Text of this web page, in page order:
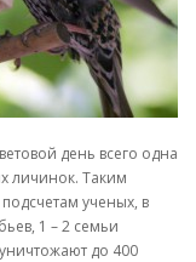
день всего одна
личинок. Таким
ученых, в
1 – 2 семьи
до 400